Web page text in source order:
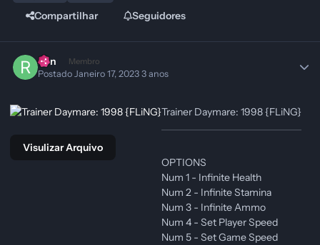
Compartilhar Seguidores
Ren Membro
PostadoJaneiro 17, 20233 anos
Visulizar Arquivo
Trainer Daymare: 1998 {FLiNG}
OPTIONS
Num 1 - Infinite Health
Num 2 - Infinite Stamina
Num 3 - Infinite Ammo
Num 4 - Set Player Speed
Num 5 - Set Game Speed